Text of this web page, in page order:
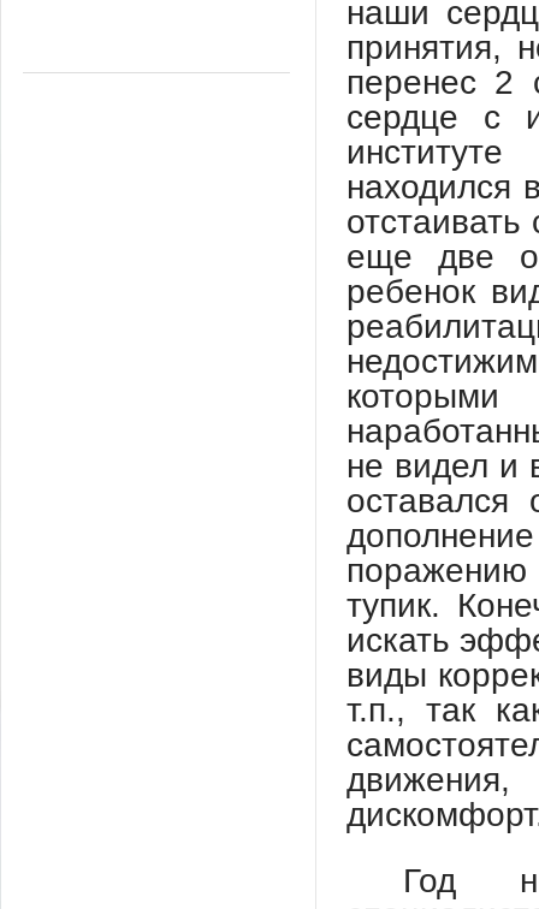
наши
принятия,
перенес 2
сердце с
находился
еще две
ребенок
не видел и
оставался
поражению
тупик.
искать
виды
т.п., так
Год